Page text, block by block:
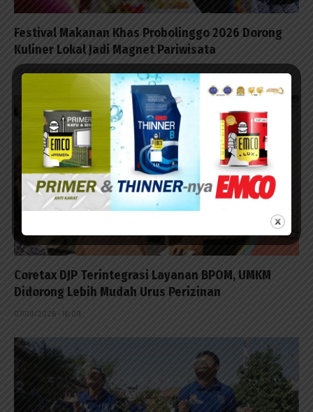
Festival Makanan Khas Probolinggo 2026 Dorong
Kuliner Lokal Jadi Magnet Pariwisata
08/08/2026 - 09:23
Coretax DJP Terintegrasi Layanan BPOM, UMKM
Didorong Lebih Mudah Urus Perizinan
07/08/2026 - 16:09